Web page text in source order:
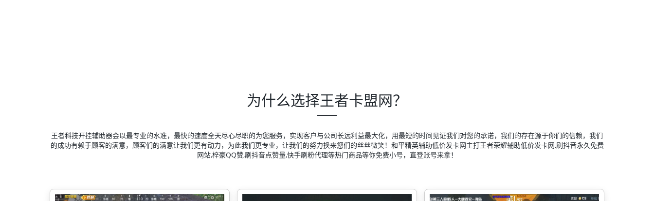
为什么选择王者卡盟网？
王者科技开挂辅助器会以最专业的水准，最快的速度全天尽心尽职的为您服务，实现客户与公司长远利益最大化，用最短的时间见证我们对您的承诺，我们的存在源于你们的信赖，我们
的成功有赖于顾客的满意，顾客们的满意让我们更有动力，为此我们更专业，让我们的努力换来您们的丝丝微笑！和平精英辅助低价发卡网主打王者荣耀辅助低价发卡网,刷抖音永久免费
网站,梓豪QQ赞,刷抖音点赞量,快手刷粉代理等热门商品等你免费小号，直登账号来拿！